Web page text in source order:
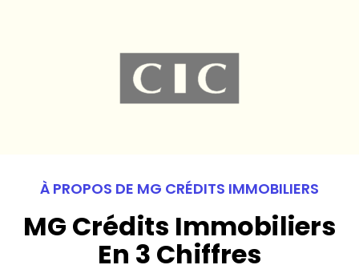
À PROPOS DE MG CRÉDITS IMMOBILIERS
MG Crédits Immobiliers
En 3 Chiffres